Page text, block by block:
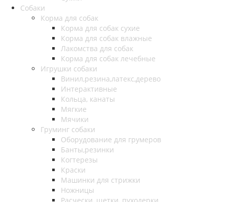
Собаки
Корма для собак
Корма для собак сухие
Корма для собак влажные
Лакомства для собак
Корма для собак лечебные
Игрушки собаки
Винил,резина,латекс,дерево
Интерактивные
Кольца, канаты
Мягкие
Мячики
Груминг собаки
Оборудование для грумеров
Банты,резинки
Когтерезы
Краски
Машинки для стрижки
Ножницы